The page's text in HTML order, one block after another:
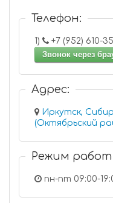
Телефон:
1)
+7 (952)
Звонок через
Адрес:
Иркутск,
(Октябрьский
Режим
пн-пт 09:00-